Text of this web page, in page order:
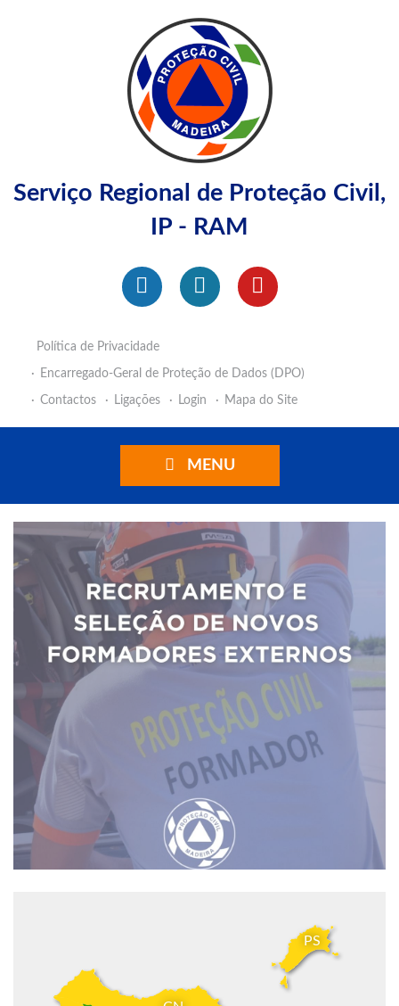
Serviço Regional de Proteção Civil,
IP - RAM
Política de Privacidade
Encarregado-Geral de Proteção de Dados (DPO)
Contactos
Ligações Login Mapa do Site
MENU
PS